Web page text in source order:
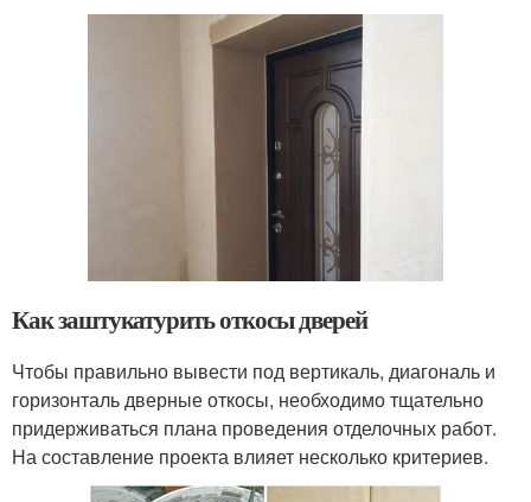
Как заштукатурить откосы дверей
Чтобы правильно вывести под вертикаль, диагональ и
горизонталь дверные откосы, необходимо тщательно
придерживаться плана проведения отделочных работ.
На составление проекта влияет несколько критериев.